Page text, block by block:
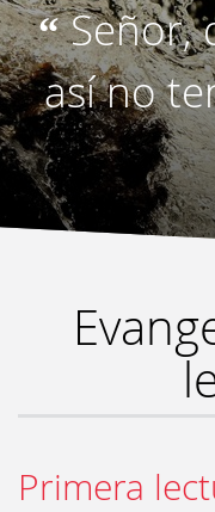
“Señor,
así no
Primera